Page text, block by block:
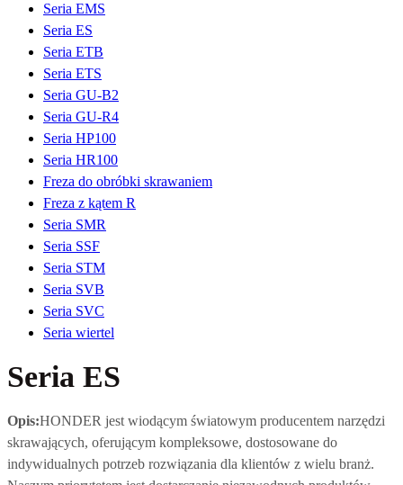
Seria EMS
Seria ES
Seria ETB
Seria ETS
Seria GU-B2
Seria GU-R4
Seria HP100
Seria HR100
Freza do obróbki skrawaniem
Freza z kątem R
Seria SMR
Seria SSF
Seria STM
Seria SVB
Seria SVC
Seria wiertel
Seria ES
Opis:HONDER jest wiodącym światowym producentem narzędzi
skrawających, oferującym kompleksowe, dostosowane do
indywidualnych potrzeb rozwiązania dla klientów z wielu branż.